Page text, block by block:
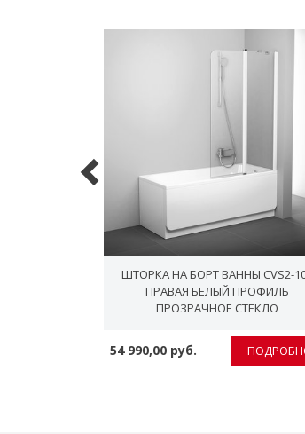
ШТОРКА НА БОРТ ВАННЫ CVS2-
ПРАВАЯ БЕЛЫЙ ПРОФИЛЬ
ПРОЗРАЧНОЕ СТЕКЛО
54 990,00 руб.